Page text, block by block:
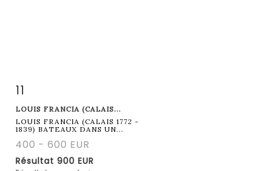
Fiche détaillée
11
LOUIS FRANCIA (CALAIS...
LOUIS FRANCIA (CALAIS 1772 -
1839) BATEAUX DANS UN...
400 - 600 EUR
Résultat 900 EUR